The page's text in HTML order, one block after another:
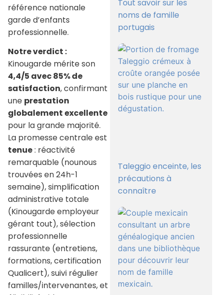
référence nationale
garde d’enfants
professionnelle.
Notre verdict :
Kinougarde mérite son
4,4/5 avec 85% de
satisfaction, confirmant
une prestation
globalement excellente
pour la grande majorité.
La promesse centrale est
tenue: réactivité
remarquable (nounous
trouvées en 24h-1
semaine), simplification
administrative totale
(Kinougarde employeur
gérant tout), sélection
professionnelle
rassurante (entretiens,
formations, certification
Qualicert), suivi régulier
familles/intervenantes, et
Tout savoir sur les
noms de famille
portugais
Taleggio enceinte, les
précautions à
connaître